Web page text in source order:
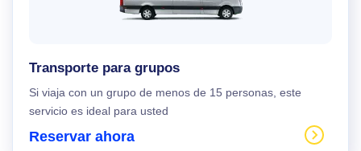
Transporte para grupos
Si viaja con un grupo de menos de 15 personas, este
servicio es ideal para usted
Reservar ahora